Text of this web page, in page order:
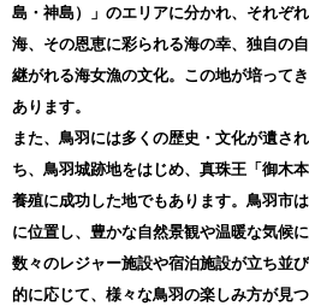
※※2023年の申し込み（証明書発行）
12月31日（日）23:59の入金分ま
【鳥羽市からのご案内】
※ワンストップ特例申請書の発送につい
ワンストップ特例申請書の発送につい
の対応となります。
12月26日（火曜日）以降のご寄付（
日）発送
1月10日（水曜日）必着とさせていた
をお願いします。
オンラインワンストップ申請が便利で
島・神島）」のエリアに分かれ、それぞ
海、その恩恵に彩られる海の幸、独自の
継がれる海女漁の文化。この地が培って
あります。
また、鳥羽には多くの歴史・文化が遺さ
ち、鳥羽城跡地をはじめ、真珠王「御木
養殖に成功した地でもあります。鳥羽市
に位置し、豊かな自然景観や温暖な気候
数々のレジャー施設や宿泊施設が立ち並
的に応じて、様々な鳥羽の楽しみ方が見つ